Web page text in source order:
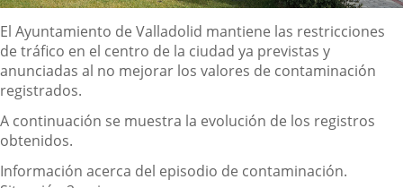
Descripción
El Ayuntamiento de Valladolid mantiene las restricciones
de tráfico en el centro de la ciudad ya previstas y
anunciadas al no mejorar los valores de contaminación
registrados.
A continuación se muestra la evolución de los registros
obtenidos.
Información acerca del episodio de contaminación.